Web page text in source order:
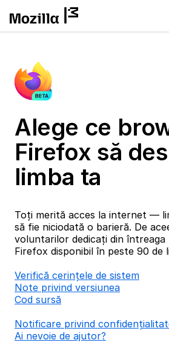
Alege ce
Firefox să
limba ta
Toți merită acces la internet —
să fie niciodată o barieră. De
voluntarilor dedicați din
Firefox disponibil în peste 90 de
Verifică cerințele de sistem
Note privind versiunea
Cod sursă
Notificare privind
Ai nevoie de ajutor?